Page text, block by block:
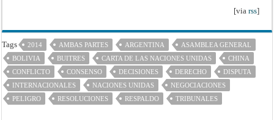
[via rss]
Tags 2014 AMBAS PARTES ARGENTINA
ASAMBLEA GENERAL
BOLIVIA
BUITRES CARTA DE LAS NACIONES UNIDAS
CHINA
CONFLICTO
CONSENSO DECISIONES DERECHO
DISPUTA
INTERNACIONALES
NACIONES UNIDAS
NEGOCIACIONES
PELIGRO
RESOLUCIONES RESPALDO TRIBUNALES